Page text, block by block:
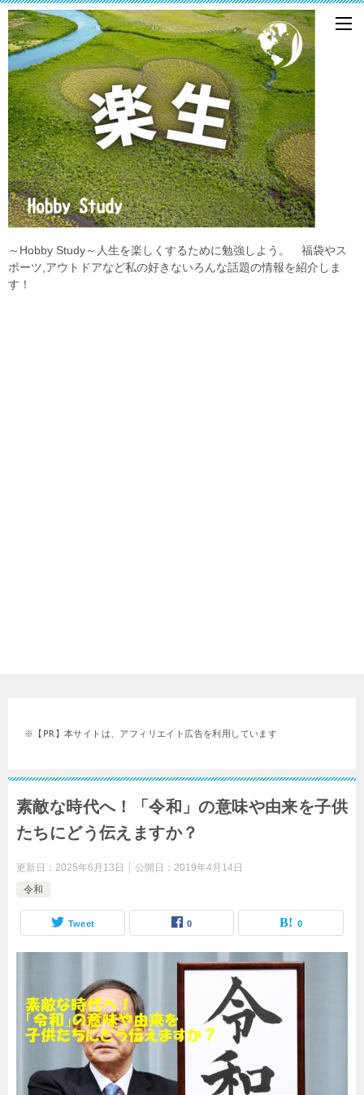
～Hobby Study～人生を楽しくするために勉強しよう。 福袋やス
ポーツ,アウトドアなど私の好きないろんな話題の情報を紹介しま
す！
※【PR】本サイトは、アフィリエイト広告を利用しています
素敵な時代へ！「令和」の意味や由来を子供
たちにどう伝えますか？
更新日： 2025年6月13日 公開日： 2019年4月14日
令和
Tweet 0 0